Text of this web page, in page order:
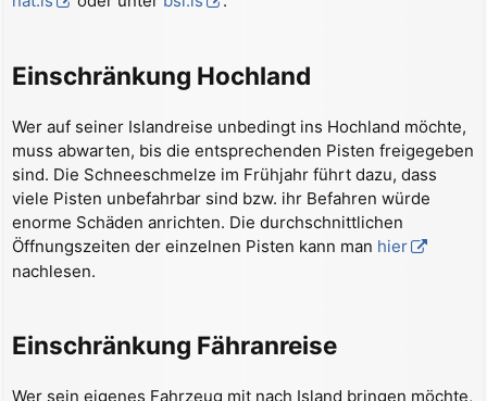
Einschränkung Hochland
Wer auf seiner Islandreise unbedingt ins Hochland möchte,
muss abwarten, bis die entsprechenden Pisten freigegeben
sind. Die Schneeschmelze im Frühjahr führt dazu, dass
viele Pisten unbefahrbar sind bzw. ihr Befahren würde
enorme Schäden anrichten. Die durchschnittlichen
Öffnungszeiten der einzelnen Pisten kann man hier
nachlesen.
Einschränkung Fähranreise
Wer sein eigenes Fahrzeug mit nach Island bringen möchte,